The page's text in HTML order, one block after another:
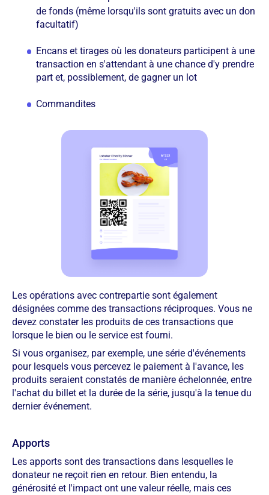
de fonds (même lorsqu'ils sont gratuits avec un don
facultatif)
Encans et tirages où les donateurs participent à une
transaction en s'attendant à une chance d'y prendre
part et, possiblement, de gagner un lot
Commandites
Les opérations avec contrepartie sont également
désignées comme des transactions réciproques. Vous ne
devez constater les produits de ces transactions que
lorsque le bien ou le service est fourni.
Si vous organisez, par exemple, une série d'événements
pour lesquels vous percevez le paiement à l'avance, les
produits seraient constatés de manière échelonnée, entre
l'achat du billet et la durée de la série, jusqu'à la tenue du
dernier événement.
Apports
Les apports sont des transactions dans lesquelles le
donateur ne reçoit rien en retour. Bien entendu, la
générosité et l'impact ont une valeur réelle, mais ces